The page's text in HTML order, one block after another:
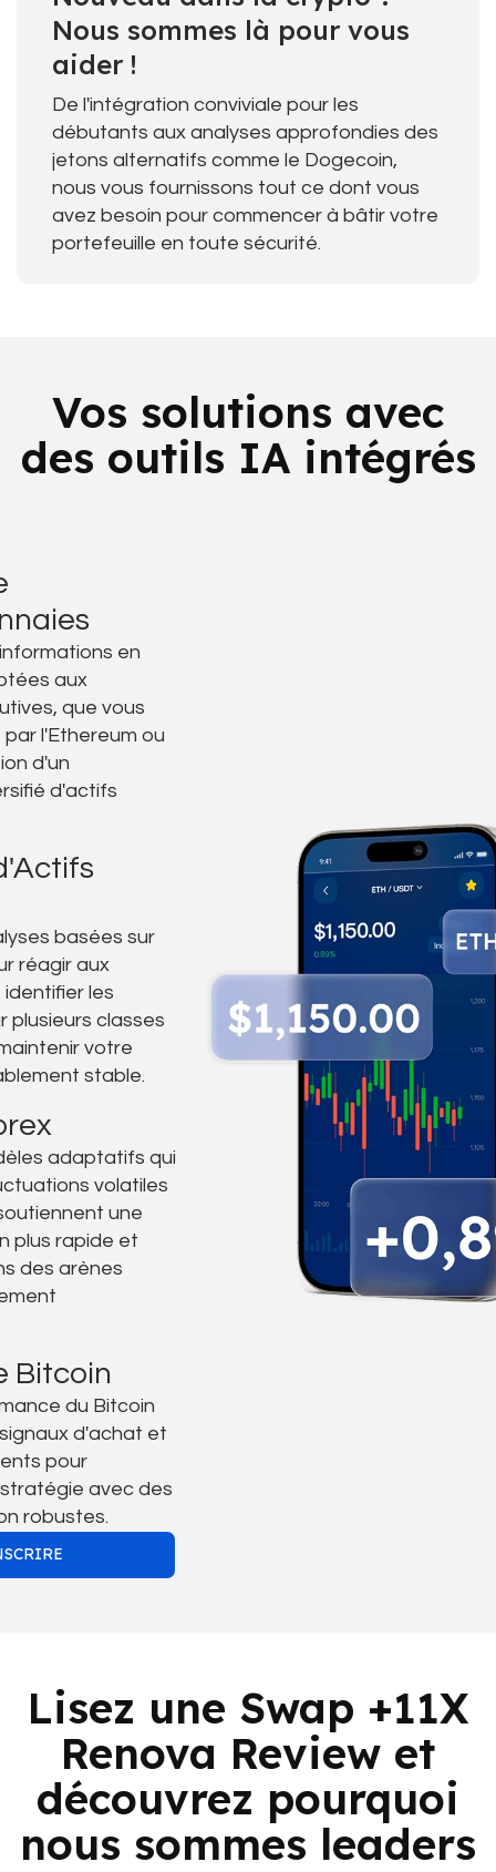
Nous sommes là pour vous
aider !
De l'intégration conviviale pour les
débutants aux analyses approfondies des
jetons alternatifs comme le Dogecoin,
nous vous fournissons tout ce dont vous
avez besoin pour commencer à bâtir votre
portefeuille en toute sécurité.
Vos solutions avec
des outils IA intégrés
en
aux
que vous
l'Ethereum ou
d'un
d'actifs
basées sur
réagir aux
les
plusieurs classes
votre
stable.
adaptatifs qui
volatiles
une
plus rapide et
des arènes
Bitcoin
du Bitcoin
d'achat et
pour
avec des
robustes.
Lisez une Swap +11X
Renova Review et
découvrez pourquoi
nous sommes leaders